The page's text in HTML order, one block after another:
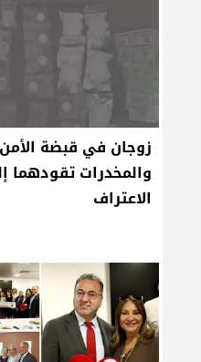
زوجان في قبضة
والمخدرات تقودهما
الاعتراف